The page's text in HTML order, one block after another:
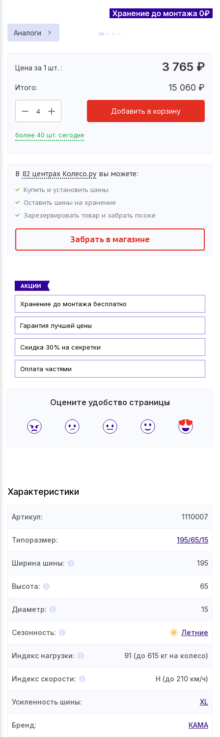
Аналоги
Цена за 1 шт. : 3 765 ₽
Итого: 15 060 ₽
4 Добавить в корзину
более 40 шт. сегодня
В 82 центрах Колесо.ру вы можете:
Купить и установить шины
Оставить шины на хранение
Зарезервировать товар и забрать позже
Забрать в магазине
Хранение до монтажа бесплатно
Гарантия лучшей цены
Скидка 30% на секретки
Оплата частями
Оцените удобство страницы
Характеристики
Артикул: 1110007
Типоразмер: 195/65/15
Ширина шины: 195
Высота: 65
Диаметр: 15
Сезонность: Летние
Индекс нагрузки: 91 (до 615 кг на колесо)
Индекс скорости: H (до 210 км/ч)
Усиленность шины: XL
Бренд: КАМА